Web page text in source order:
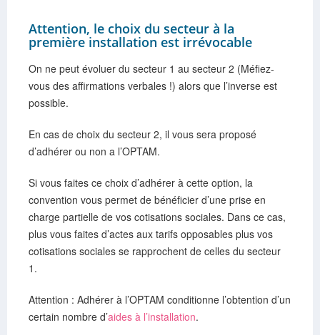
Attention, le choix du secteur à la
première installation est irrévocable
On ne peut évoluer du secteur 1 au secteur 2 (Méfiez-
vous des affirmations verbales !) alors que l’inverse est
possible.
En cas de choix du secteur 2, il vous sera proposé
d’adhérer ou non a l’OPTAM.
Si vous faites ce choix d’adhérer à cette option, la
convention vous permet de bénéficier d’une prise en
charge partielle de vos cotisations sociales. Dans ce cas,
plus vous faites d’actes aux tarifs opposables plus vos
cotisations sociales se rapprochent de celles du secteur
1.
Attention : Adhérer à l’OPTAM conditionne l’obtention d’un
certain nombre d’aides à l’installation.